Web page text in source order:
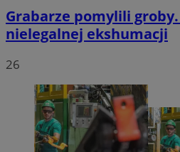
Grabarze pomylili groby.
nielegalnej ekshumacji
26